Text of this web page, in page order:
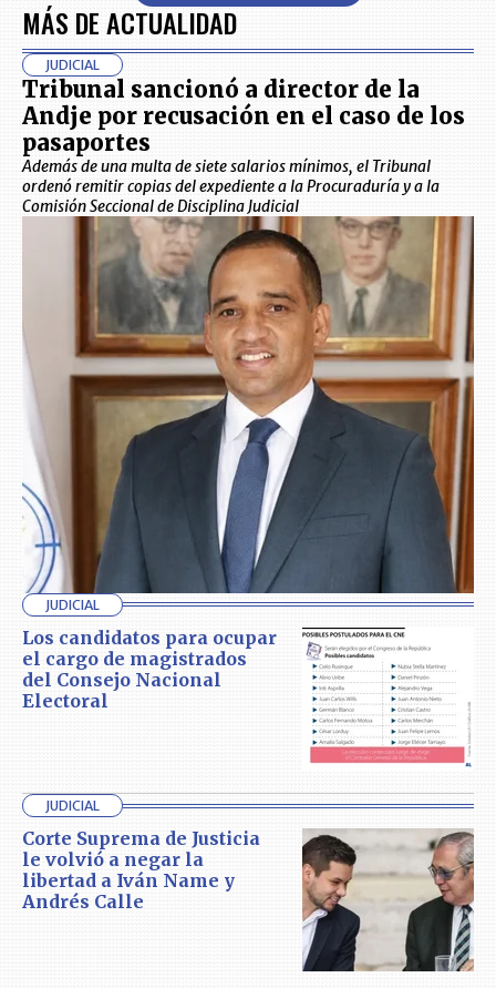
MÁS DE ACTUALIDAD
JUDICIAL
Tribunal sancionó a director de la
Andje por recusación en el caso de los
pasaportes
Además de una multa de siete salarios mínimos, el Tribunal
ordenó remitir copias del expediente a la Procuraduría y a la
Comisión Seccional de Disciplina Judicial
JUDICIAL
Los candidatos para ocupar
el cargo de magistrados
del Consejo Nacional
Electoral
JUDICIAL
Corte Suprema de Justicia
le volvió a negar la
libertad a Iván Name y
Andrés Calle